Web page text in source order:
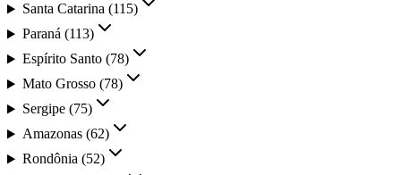
Santa Catarina (115)
Paraná (113)
Espírito Santo (78)
Mato Grosso (78)
Sergipe (75)
Amazonas (62)
Rondônia (52)